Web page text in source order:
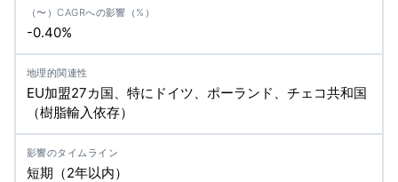
-0.40%
EU加盟27カ国、特にドイツ、ポーランド、チェコ共和国
（樹脂輸入依存）
短期（2年以内）